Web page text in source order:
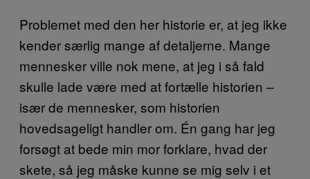
Problemet med den her historie er, at jeg ikke
kender særlig mange af detaljerne. Mange
mennesker ville nok mene, at jeg i så fald
skulle lade være med at fortælle historien –
især de mennesker, som historien
hovedsageligt handler om. Én gang har jeg
forsøgt at bede min mor forklare, hvad der
skete, så jeg måske kunne se mig selv i et